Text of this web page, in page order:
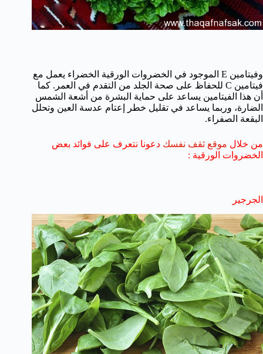
وفيتامين E الموجود في الخضروات الورقية الخضراء يعمل مع
فيتامين C للحفاظ على صحة الجلد من التقدم في العمر. كما
أن هذا الفيتامين يساعد على حماية البشرة من أشعة الشمس
الضارة، وربما يساعد في تقليل خطر إعتام عدسة العين وتحلل
البقعة الصفراء.
من خلال موقع ثقف نفسك دعونا نتعرف على فوائد بعض
الخضروات الورقية :
الجرجير